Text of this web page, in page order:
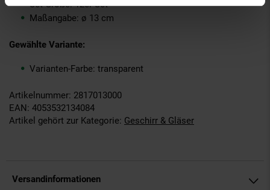
Set-Größe: 12er Set
Maßangabe: ø 13 cm
Gewählte Variante:
Varianten-Farbe: transparent
Artikelnummer: 2817013000
EAN: 4053532134084
Artikel gehört zur Kategorie: Geschirr & Gläser
Versandinformationen